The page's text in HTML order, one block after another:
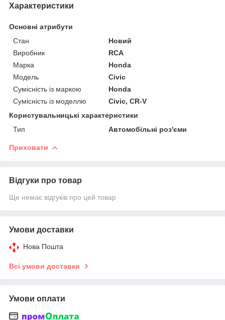
Характеристики
Основні атрибути
Стан
Новий
Виробник
RCA
Марка
Honda
Модель
Civic
Сумісність із маркою
Honda
Сумісність із моделлю
Civic, CR-V
Користувальницькі характеристики
Тип
Автомобільні роз'єми
Приховати
Відгуки про товар
Ще немає відгуків про цей товар
Умови доставки
Нова Пошта
Всі умови доставки
Умови оплати